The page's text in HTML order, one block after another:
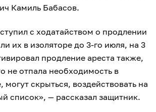
Камиль Бабасов.
с ходатайством о продлении
их в изоляторе до 3-го июля, на 3
продление ареста также,
не отпала необходимость в
скрыться, воздействовать на
список», — рассказал защитник.